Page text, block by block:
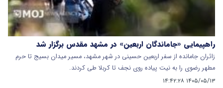
راهپیمایی «جاماندگان اربعین» در مشهد مقدس برگزار شد
زائران جامانده از سفر اربعین حسینی در شهر مشهد، مسیر میدان بسیج تا حرم
مطهر رضوی را به نیت پیاده‌ روی نجف تا کربلا طی کردند.
۱۴۰۵/۰۵/۱۳ ۱۴:۴۲:۲۸